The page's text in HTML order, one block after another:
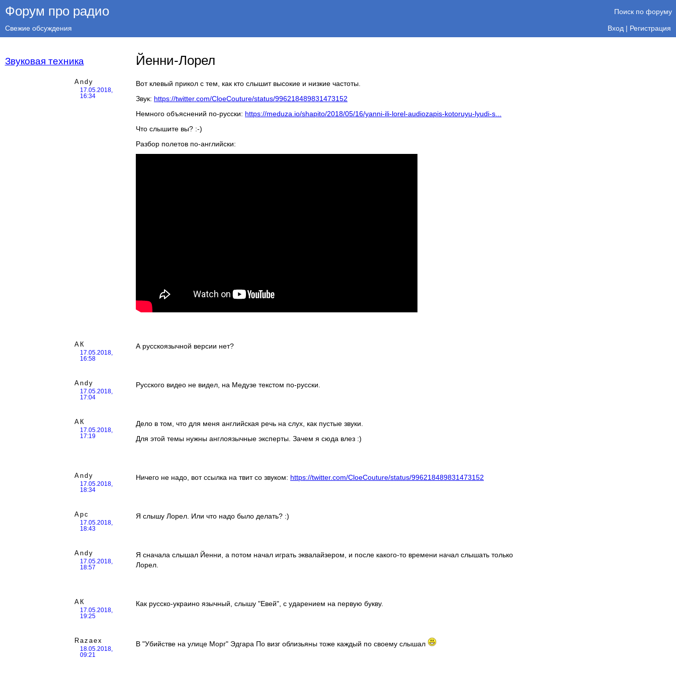
Форум про радио Поиск по форуму
Свежие обсуждения Вход | Регистрация
Звуковая техника Йенни-Лорел
Andy
17.05.2018,
16:34
Вот клевый прикол с тем, как кто слышит высокие и низкие частоты.
Звук: https://twitter.com/CloeCouture/status/996218489831473152
Немного объяснений по-русски: https://meduza.io/shapito/2018/05/16/yanni-ili-lorel-audiozapis-kotoruyu-lyudi-s...
Что слышите вы? :-)
Разбор полетов по-английски:
АК
17.05.2018,
16:58
А русскоязычной версии нет?
Andy
17.05.2018,
17:04
Русского видео не видел, на Медузе текстом по-русски.
АК
17.05.2018,
17:19
Дело в том, что для меня английская речь на слух, как пустые звуки.
Для этой темы нужны англоязычные эксперты. Зачем я сюда влез :)
Andy
17.05.2018,
18:34
Ничего не надо, вот ссылка на твит со звуком: https://twitter.com/CloeCouture/status/996218489831473152
Арс
17.05.2018,
18:43
Я слышу Лорел. Или что надо было делать? :)
Andy
17.05.2018,
18:57
Я сначала слышал Йенни, а потом начал играть эквалайзером, и после какого-то времени начал слышать только
Лорел.
АК
17.05.2018,
19:25
Как русско-украино язычный, слышу "Евей", с ударением на первую букву.
Razaex
18.05.2018,
09:21
В "Убийстве на улице Морг" Эдгара По визг облизьяны тоже каждый по своему слышал